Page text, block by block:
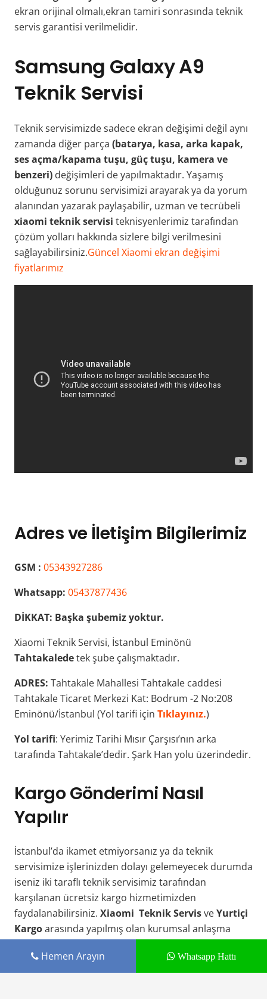
ekran orijinal olmalı,ekran tamiri sonrasında teknik
servis garantisi verilmelidir.
Samsung Galaxy A9
Teknik Servisi
Teknik servisimizde sadece ekran değişimi değil aynı
zamanda diğer parça (batarya, kasa, arka kapak,
ses açma/kapama tuşu, güç tuşu, kamera ve
benzeri) değişimleri de yapılmaktadır. Yaşamış
olduğunuz sorunu servisimizi arayarak ya da yorum
alanından yazarak paylaşabilir, uzman ve tecrübeli
xiaomi teknik servisi teknisyenlerimiz tarafından
çözüm yolları hakkında sizlere bilgi verilmesini
sağlayabilirsiniz.Güncel Xiaomi ekran değişimi
fiyatlarımız
Adres ve İletişim Bilgilerimiz
GSM : 05343927286
Whatsapp: 05437877436
DİKKAT: Başka şubemiz yoktur.
Xiaomi Teknik Servisi, İstanbul Eminönü
Tahtakaledetek şube çalışmaktadır.
ADRES: Tahtakale Mahallesi Tahtakale caddesi
Tahtakale Ticaret Merkezi Kat: Bodrum -2 No:208
Eminönü/İstanbul (Yol tarifi için Tıklayınız.)
Yol tarifi: Yerimiz Tarihi Mısır Çarşısı’nın arka
tarafında Tahtakale’dedir. Şark Han yolu üzerindedir.
Kargo Gönderimi Nasıl
Yapılır
İstanbul’da ikamet etmiyorsanız ya da teknik
servisimize işlerinizden dolayı gelemeyecek durumda
iseniz iki taraflı teknik servisimiz tarafından
karşılanan ücretsiz kargo hizmetimizden
faydalanabilirsiniz. Xiaomi Teknik ServisveYurtiçi
Kargoarasında yapılmış olan kurumsal anlaşma
sayesinde973228747kargo numaramız ile cihazınızı
bizlere gönderebilirsiniz. 1 iş günü içerisinde teknik
servisimize ulaşan telefonunuz ekranı uzman
Hemen Arayın Whatsapp Hattı